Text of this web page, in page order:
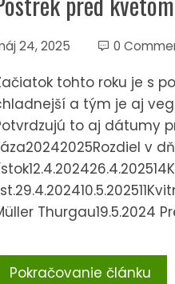
24, 2025 0
tohto roku je s
a tým je aj
to aj dátumy
v
Thurgau19.5.2024
Pokračovanie článku